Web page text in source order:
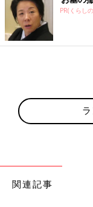
PR(くらし
関連記事